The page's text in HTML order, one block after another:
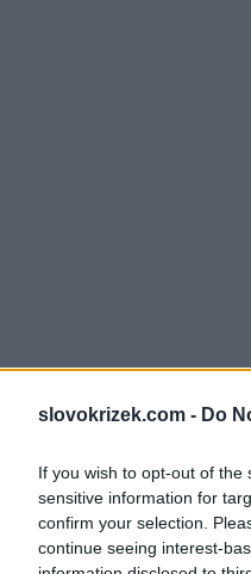
slovokrizek.com - Do
If you wish to opt-out of
sensitive information for
confirm your selection.
continue seeing interest-
podle